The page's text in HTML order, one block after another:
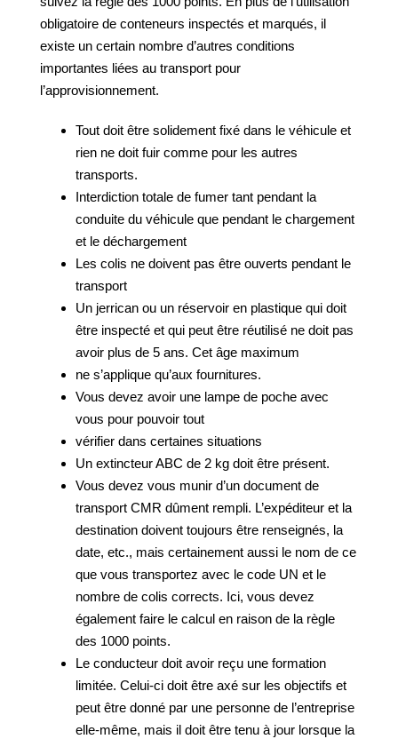
obligatoire de conteneurs inspectés et marqués, il
existe un certain nombre d’autres conditions
importantes liées au transport pour
l’approvisionnement.
Tout doit être solidement fixé dans le véhicule et
rien ne doit fuir comme pour les autres
transports.
Interdiction totale de fumer tant pendant la
conduite du véhicule que pendant le chargement
et le déchargement
Les colis ne doivent pas être ouverts pendant le
transport
Un jerrican ou un réservoir en plastique qui doit
être inspecté et qui peut être réutilisé ne doit pas
avoir plus de 5 ans. Cet âge maximum
ne s’applique qu’aux fournitures.
Vous devez avoir une lampe de poche avec
vous pour pouvoir tout
vérifier dans certaines situations
Un extincteur ABC de 2 kg doit être présent.
Vous devez vous munir d’un document de
transport CMR dûment rempli. L’expéditeur et la
destination doivent toujours être renseignés, la
date, etc., mais certainement aussi le nom de ce
que vous transportez avec le code UN et le
nombre de colis corrects. Ici, vous devez
également faire le calcul en raison de la règle
des 1000 points.
Le conducteur doit avoir reçu une formation
limitée. Celui-ci doit être axé sur les objectifs et
peut être donné par une personne de l’entreprise
elle-même, mais il doit être tenu à jour lorsque la